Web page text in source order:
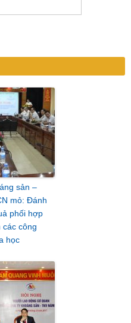
sản –
mỏ: Đánh
phối hợp
các công
học